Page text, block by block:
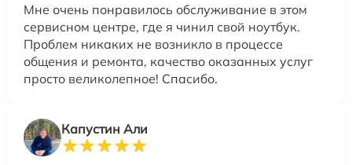
Мне очень понравилось обслуживание в этом
сервисном центре, где я чинил свой ноутбук.
Проблем никаких не возникло в процессе
общения и ремонта, качество оказанных услуг
просто великолепное! Спасибо.
Капустин Али